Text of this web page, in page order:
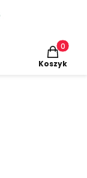
Produkty
Koszyk